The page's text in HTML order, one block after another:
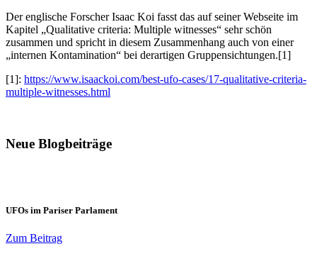
Der englische Forscher Isaac Koi fasst das auf seiner Webseite im
Kapitel „Qualitative criteria: Multiple witnesses“ sehr schön
zusammen und spricht in diesem Zusammenhang auch von einer
„internen Kontamination“ bei derartigen Gruppensichtungen.[1]
[1]: https://www.isaackoi.com/best-ufo-cases/17-qualitative-criteria-
multiple-witnesses.html
Neue Blogbeiträge
UFOs im Pariser Parlament
Zum Beitrag